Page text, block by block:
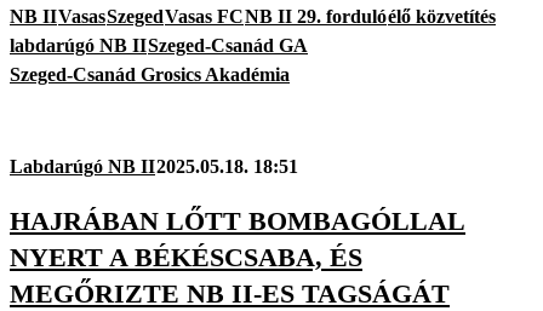
NB IIVasasSzegedVasas FCNB II 29. fordulóélő közvetítés
labdarúgó NB IISzeged-Csanád GA
Szeged-Csanád Grosics Akadémia
Labdarúgó NB II2025.05.18. 18:51
HAJRÁBAN LŐTT BOMBAGÓLLAL
NYERT A BÉKÉSCSABA, ÉS
MEGŐRIZTE NB II-ES TAGSÁGÁT